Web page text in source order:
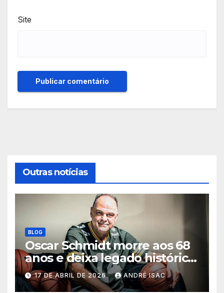
Site
Outras notícias
BLOG
Oscar Schmidt morre aos 68
anos e deixa legado histórico
no basquete mundial
17 DE ABRIL DE 2026 ANDRÉ ISAC